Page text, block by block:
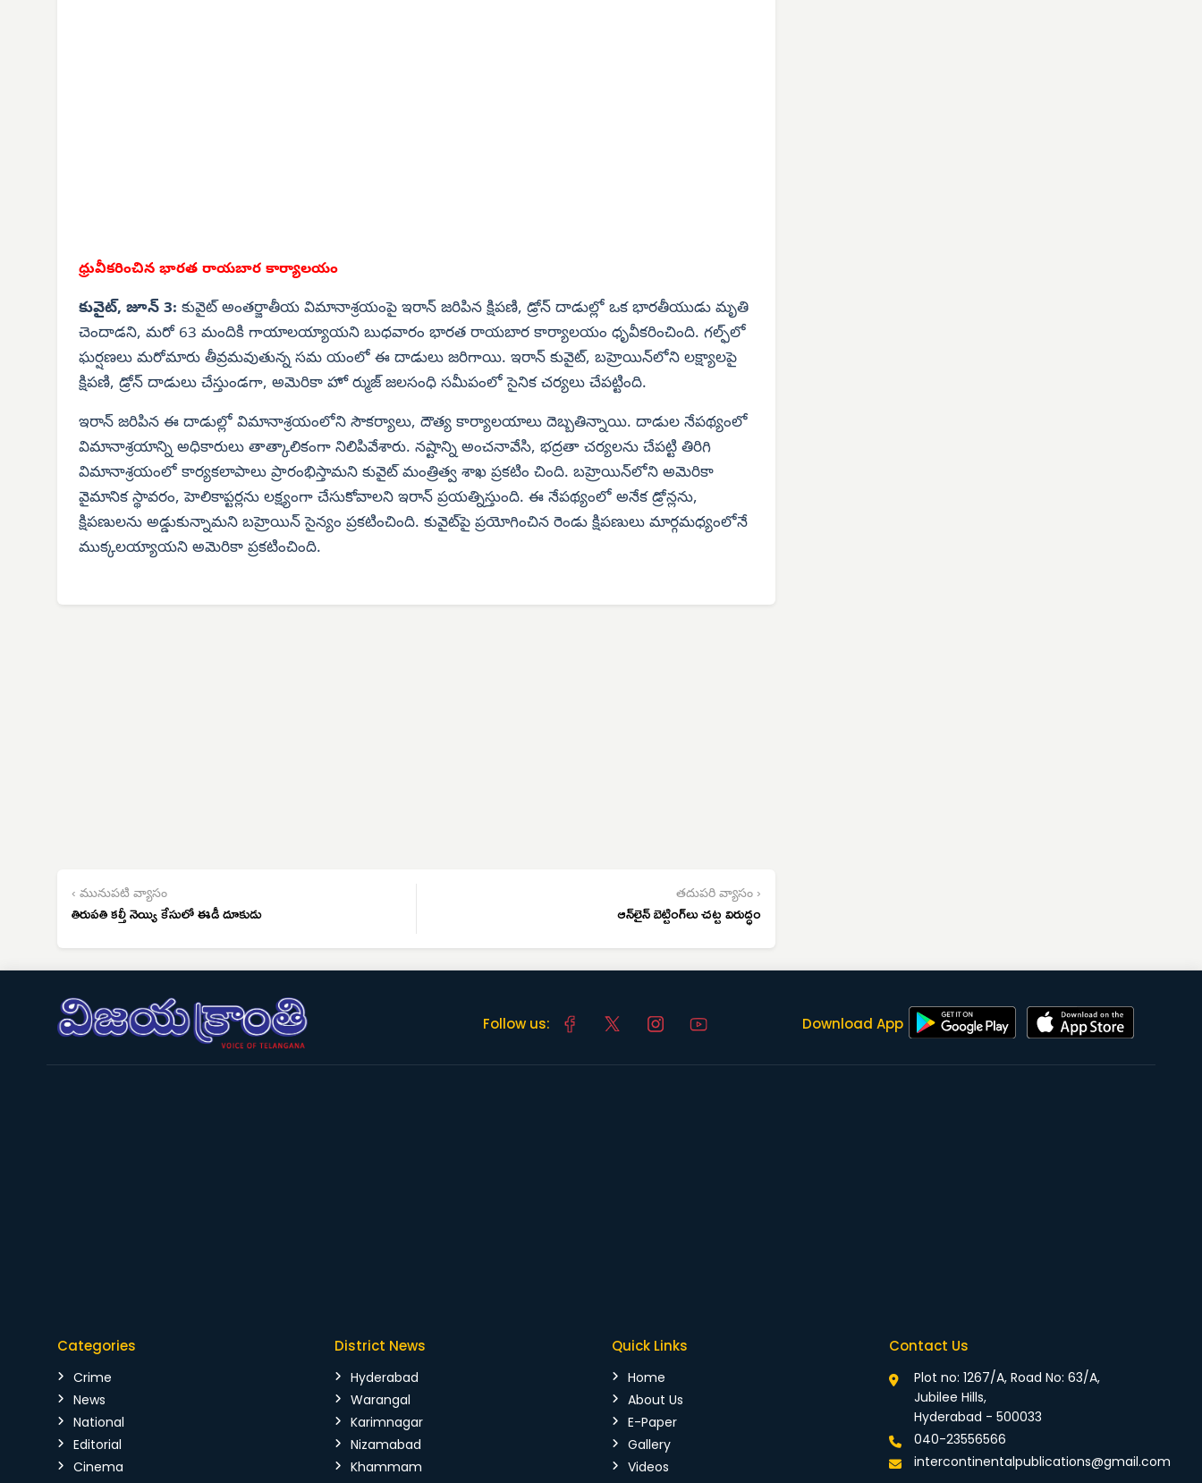
ధ్రువీకరించిన భారత రాయబార కార్యాలయం
కువైట్, జూన్ 3: కువైట్ అంతర్జాతీయ విమానాశ్రయంపై ఇరాన్ జరిపిన క్షిపణి, డ్రోన్ దాడుల్లో ఒక భారతీయుడు మృతి
చెందాడని, మరో 63 మందికి గాయాలయ్యాయని బుధవారం భారత రాయబార కార్యాలయం ధృవీకరించింది. గల్ఫ్‌లో
ఘర్షణలు మరోమారు తీవ్రమవుతున్న సమ యంలో ఈ దాడులు జరిగాయి. ఇరాన్ కువైట్, బహ్రెయిన్‌లోని లక్ష్యాలపై
క్షిపణి, డ్రోన్ దాడులు చేస్తుండగా, అమెరికా హో ర్ముజ్ జలసంధి సమీపంలో సైనిక చర్యలు చేపట్టింది.
ఇరాన్ జరిపిన ఈ దాడుల్లో విమానాశ్రయంలోని సౌకర్యాలు, దౌత్య కార్యాలయాలు దెబ్బతిన్నాయి. దాడుల నేపథ్యంలో
విమానాశ్రయాన్ని అధికారులు తాత్కాలికంగా నిలిపివేశారు. నష్టాన్ని అంచనావేసి, భద్రతా చర్యలను చేపట్టి తిరిగి
విమానాశ్రయంలో కార్యకలాపాలు ప్రారంభిస్తామని కువైట్ మంత్రిత్వ శాఖ ప్రకటిం చింది. బహ్రెయిన్‌లోని అమెరికా
వైమానిక స్థావరం, హెలికాప్టర్లను లక్ష్యంగా చేసుకోవాలని ఇరాన్ ప్రయత్నిస్తుంది. ఈ నేపథ్యంలో అనేక డ్రోన్లను,
క్షిపణులను అడ్డుకున్నామని బహ్రెయిన్ సైన్యం ప్రకటించింది. కువైట్‌పై ప్రయోగించిన రెండు క్షిపణులు మార్గమధ్యంలోనే
ముక్కలయ్యాయని అమెరికా ప్రకటించింది.
‹ మునుపటి వ్యాసం
తిరుపతి కల్తీ నెయ్యి కేసులో ఈడీ దూకుడు
తదుపరి వ్యాసం ›
ఆన్‌లైన్ బెట్టింగ్‌లు చట్ట విరుద్ధం
Follow us: Download App
Categories
Crime
News
National
Editorial
Cinema
District News
Hyderabad
Warangal
Karimnagar
Nizamabad
Khammam
Quick Links
Home
About Us
E-Paper
Gallery
Videos
Contact Us
Plot no: 1267/A, Road No: 63/A,
Jubilee Hills,
Hyderabad - 500033
040-23556566
intercontinentalpublications@gmail.com